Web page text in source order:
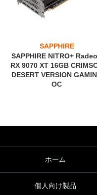
SAPPHIRE
SAPPHIRE NITRO+
RX 9070 XT 16GB
DESERT VERSION
OC
ホーム
個人向け製品